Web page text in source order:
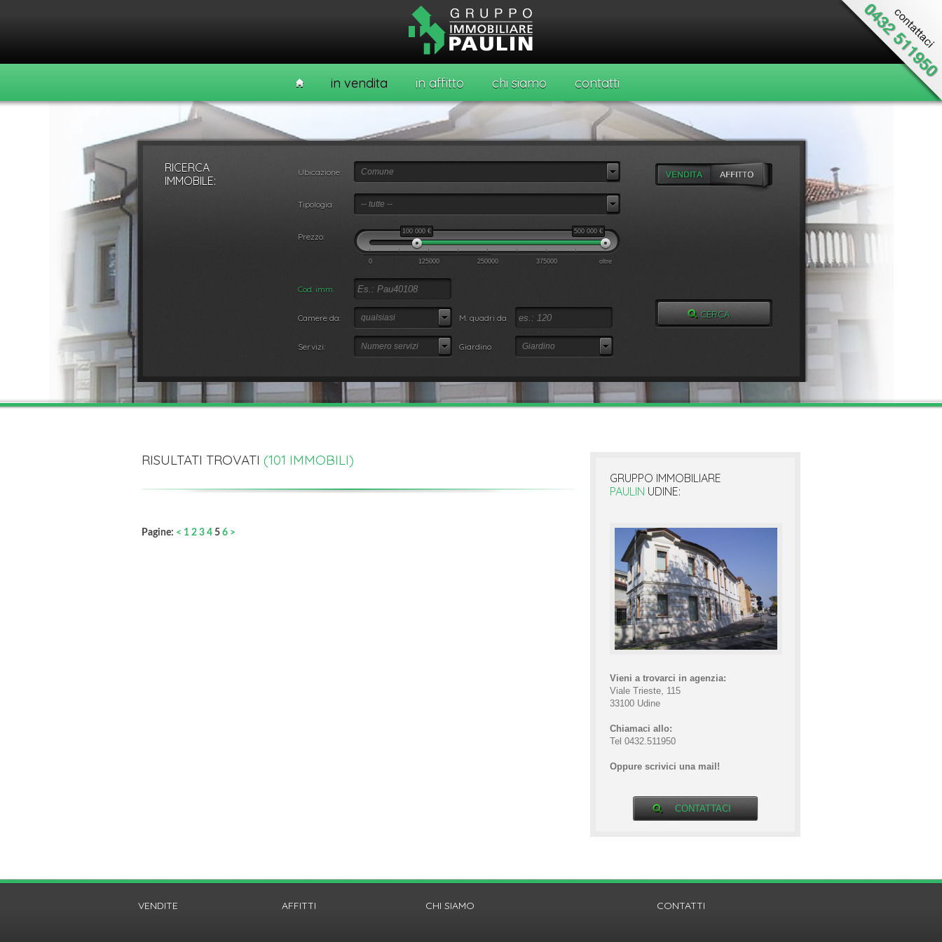
in vendita in affitto chi siamo contatti
RICERCA
IMMOBILE:
Ubicazione: Comune
Tipologia: -- tutte --
Prezzo: 100 000€ 500 000 €
0 125000 250000 375000 oltre
Cod. imm.
Camere da: qualsiasi M. quadri da
Servizi: Numero servizi Giardino Giardino
Affitto
RISULTATI TROVATI (101 IMMOBILI)
Pagine: < 1 2 3 4 5 6 >
GRUPPO IMMOBILIARE
PAULIN UDINE:
Vieni a trovarci in agenzia:
Viale Trieste, 115
33100 Udine
Chiamaci allo:
Tel 0432.511950
Oppure scrivici una mail!
CONTATTACI
VENDITE AFFITTI CHI SIAMO CONTATTI